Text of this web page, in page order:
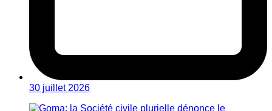
30 juillet 2026